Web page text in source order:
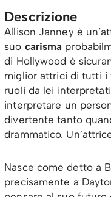
Descrizione
Allison Janney è
suo carisma
di Hollywood è
miglior attrici di tutti i
ruoli da lei
interpretare un
divertente tanto
drammatico.
Nasce come detto a
precisamente a